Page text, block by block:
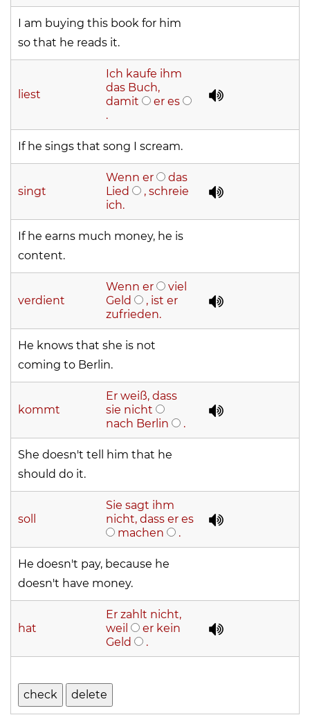
I am buying this book for him
so that he reads it.
liest
Ich kaufe ihm
das Buch,
damit
er es
.
If he sings that song I scream.
singt
Wenn er
das
Lied
, schreie
ich.
If he earns much money, he is
content.
verdient
Wenn er
viel
Geld
, ist er
zufrieden.
He knows that she is not
coming to Berlin.
kommt
Er weiß, dass
sie nicht
nach Berlin
.
She doesn't tell him that he
should do it.
soll
Sie sagt ihm
nicht, dass er es
machen
.
He doesn't pay, because he
doesn't have money.
hat
Er zahlt nicht,
weil
er kein
Geld
.